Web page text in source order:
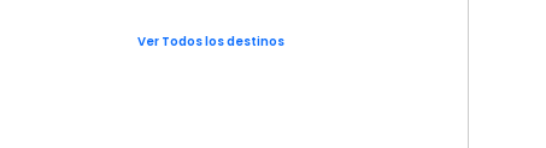
Ver Todos los destinos